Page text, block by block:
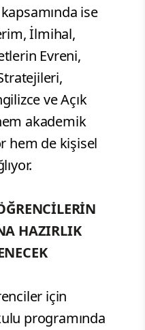
ise
İlmihal,
Evreni,
ve Açık
akademik
hem de kişisel
HAZIRLIK
için
programında